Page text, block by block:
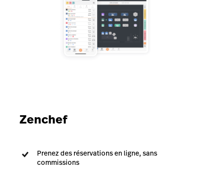
Zenchef
Prenez des réservations en ligne, sans
commissions